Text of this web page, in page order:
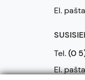
El.
Tel.(0
El.